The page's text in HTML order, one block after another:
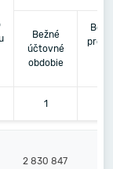
Bežné
účtovné
obdobie
1
2 830 847